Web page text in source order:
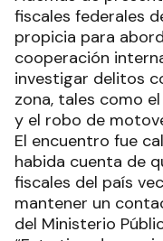
fiscales federales
propicia para
cooperación
investigar delitos
zona, tales como
y el robo de
El encuentro fue
habida cuenta de
fiscales del país
mantener un
del Ministerio